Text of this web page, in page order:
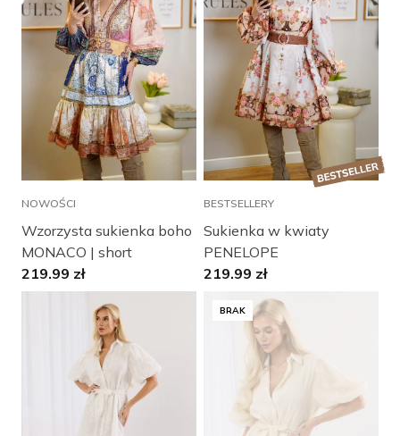
NOWOŚCI
Wzorzysta sukienka boho
MONACO | short
219.99 zł
BESTSELLERY
Sukienka w kwiaty
PENELOPE
219.99 zł
BRAK